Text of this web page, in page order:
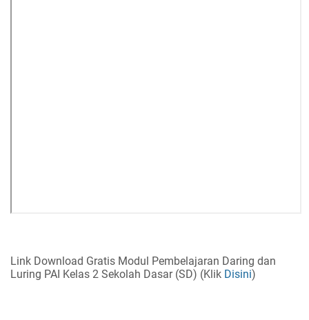
Link Download Gratis Modul Pembelajaran Daring dan
Luring PAI Kelas 2 Sekolah Dasar (SD) (Klik Disini)